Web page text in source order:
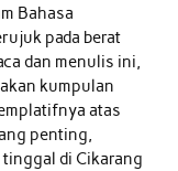
Bahasa
pada berat
dan menulis ini,
kumpulan
atas
penting,
di Cikarang